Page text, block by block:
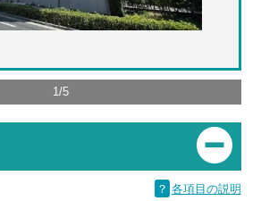
1/5
？ 各項目の説明